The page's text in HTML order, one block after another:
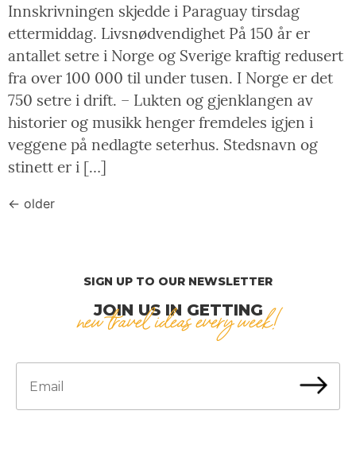
Innskrivningen skjedde i Paraguay tirsdag
ettermiddag. Livsnødvendighet På 150 år er
antallet setre i Norge og Sverige kraftig redusert
fra over 100 000 til under tusen. I Norge er det
750 setre i drift. – Lukten og gjenklangen av
historier og musikk henger fremdeles igjen i
veggene på nedlagte seterhus. Stedsnavn og
stinett er i […]
← older
SIGN UP TO OUR NEWSLETTER
JOIN US IN GETTING
new travel ideas every week!